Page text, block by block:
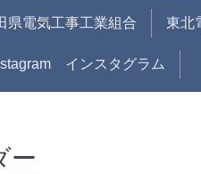
県電気工事工業組合 東北
インスタグラム
ー